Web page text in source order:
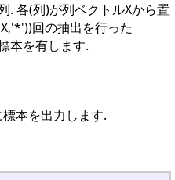
各(列)が列ベクトルXから置
回の抽出を行った
本を有します.
本を出力します.